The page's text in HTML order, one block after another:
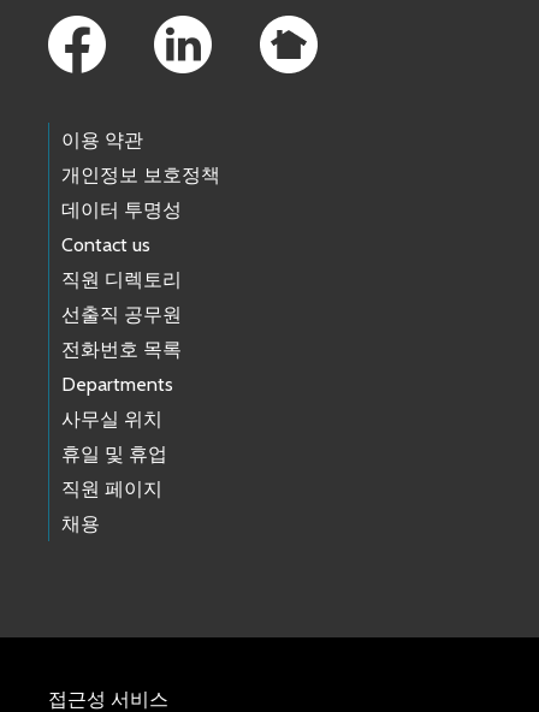
이용 약관
개인정보 보호정책
데이터 투명성
Contact us
직원 디렉토리
선출직 공무원
전화번호 목록
Departments
사무실 위치
휴일 및 휴업
직원 페이지
채용
접근성 서비스